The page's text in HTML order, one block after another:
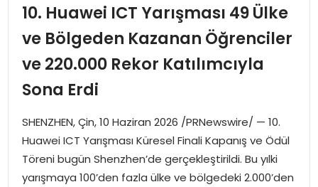
SOSYAL HABER
EKONOMI
MAGAZIN
10. Huawei ICT Yarışması 49 Ülke
ve Bölgeden Kazanan Öğrenciler
ve 220.000 Rekor Katılımcıyla
Sona Erdi
SHENZHEN, Çin, 10 Haziran 2026 /PRNewswire/ — 10.
Huawei ICT Yarışması Küresel Finali Kapanış ve Ödül
Töreni bugün Shenzhen’de gerçekleştirildi. Bu yılki
yarışmaya 100’den fazla ülke ve bölgedeki 2.000’den